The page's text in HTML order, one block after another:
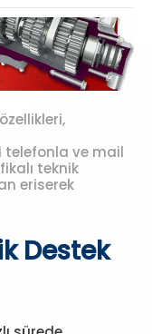
telefonla ve mail
teknik
eriserek
Destek